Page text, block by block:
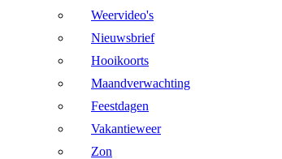
Weervideo's
Nieuwsbrief
Hooikoorts
Maandverwachting
Feestdagen
Vakantieweer
Zon